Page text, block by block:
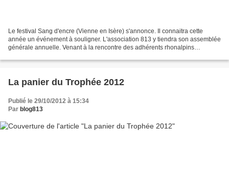
Le festival Sang d'encre (Vienne en Isère) s'annonce. Il connaitra cette
année un événement à souligner. L'association 813 y tiendra son assemblée
générale annuelle. Venant à la rencontre des adhérents rhonalpins
La panier du Trophée 2012
Publié le 29/10/2012 à 15:34
Par blog813